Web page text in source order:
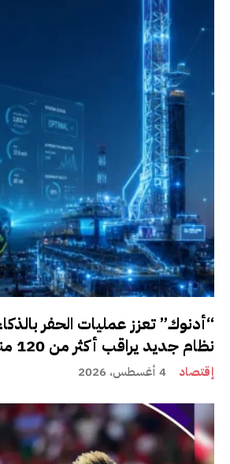
“أدنوك” تعزز عمليات الحفر
نظام جديد يراقب أكثر من 120 منصة
إقتصاد 4 أغسطس، 2026